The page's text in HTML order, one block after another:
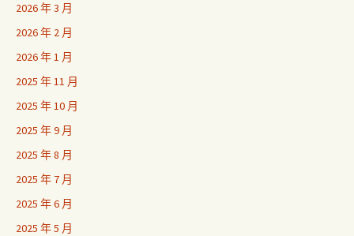
2026 年 3 月
2026 年 2 月
2026 年 1 月
2025 年 11 月
2025 年 10 月
2025 年 9 月
2025 年 8 月
2025 年 7 月
2025 年 6 月
2025 年 5 月